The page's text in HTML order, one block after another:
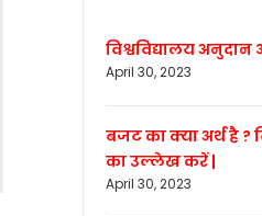
विश्वविद्यालय
April 30, 2023
बजट का क्या अर्थ है ?
का उल्लेख करें |
April 30, 2023